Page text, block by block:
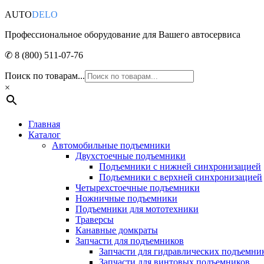
AUTODELO
Профессиональное оборудование для Вашего автосервиса
✆ 8 (800) 511-07-76
Поиск по товарам...
×
Главная
Каталог
Автомобильные подъемники
Двухстоечные подъемники
Подъемники с нижней синхронизацией
Подъемники с верхней синхронизацией
Четырехстоечные подъемники
Ножничные подъемники
Подъемники для мототехники
Траверсы
Канавные домкраты
Запчасти для подъемников
Запчасти для гидравлических
Запчасти для винтовых подъемников